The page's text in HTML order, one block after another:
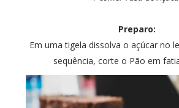
Preparo:
Em uma tigela dissolva o açúcar no
sequência, corte o Pão em